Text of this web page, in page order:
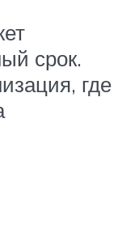
срок.
где